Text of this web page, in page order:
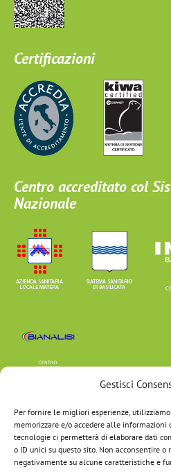
Gestisci
Per fornire le migliori esperienze,
memorizzare e/o accedere alle informazioni
tecnologie ci permetterà di elaborare dati
o ID unici su questo sito. Non acconsentire
negativamente su alcune caratteristiche e
Certificazioni
Centro accreditato col
Nazionale
Centro Associato